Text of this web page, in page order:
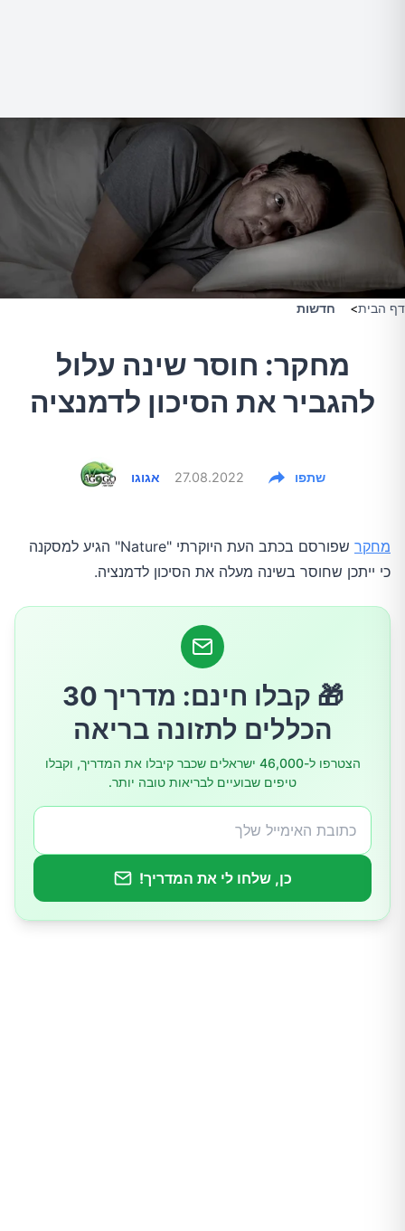
דף הבית> חדשות
מחקר: חוסר שינה עלול
להגביר את הסיכון לדמנציה
אגוגו 27.08.2022 שתפו
מחקר
שפורסם בכתב העת היוקרתי "Nature" הגיע למסקנה
כי ייתכן שחוסר בשינה מעלה את הסיכון לדמנציה.
🎁 קבלו חינם: מדריך 30
הכללים לתזונה בריאה
הצטרפו ל-46,000 ישראלים שכבר קיבלו את המדריך, וקבלו
טיפים שבועיים לבריאות טובה יותר.
כן, שלחו לי את המדריך!